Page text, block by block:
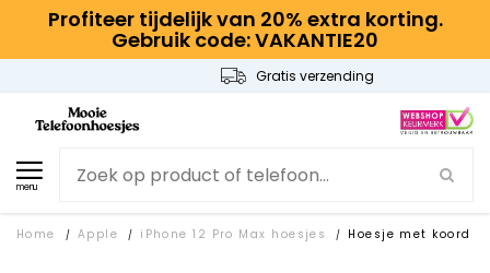
Profiteer tijdelijk van 20% extra korting.
Gebruik code: VAKANTIE20
Gratis verzending
menu
Home / Apple / iPhone 12 Pro Max hoesjes / Hoesje met koord